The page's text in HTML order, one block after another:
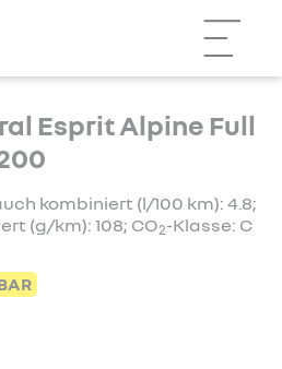
Esprit Alpine Full
kombiniert (l/100 km): 4.8;
(g/km): 108; CO2-Klasse: C